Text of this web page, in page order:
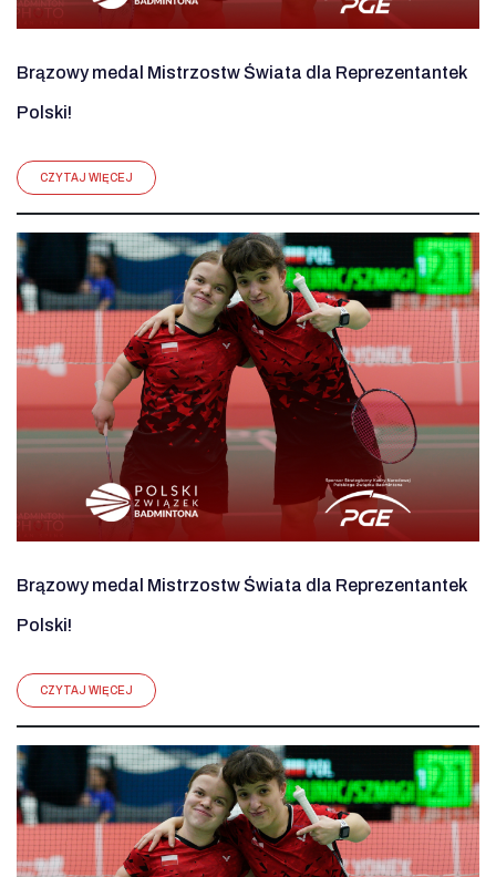
Brązowy medal Mistrzostw Świata dla Reprezentantek
Polski!
CZYTAJ WIĘCEJ
Brązowy medal Mistrzostw Świata dla Reprezentantek
Polski!
CZYTAJ WIĘCEJ